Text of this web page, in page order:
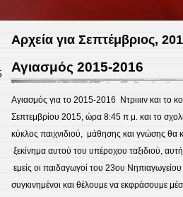
Αρχεία για Σεπτέμβριος,
Αγιασμός 2015-2016
Αγιασμός για το 2015-2016 Ντριιιιν και το
Σεπτεμβρίου 2015, ώρα 8:45 π μ. και το
κύκλος παιχνιδιού, μάθησης και γνώσης θα
ξεκίνημα αυτού του υπέροχου ταξιδιού,
εμείς οι παιδαγωγοί του 23ου Νηπιαγωγείου
συγκινημένοι και θέλουμε να εκφράσουμε